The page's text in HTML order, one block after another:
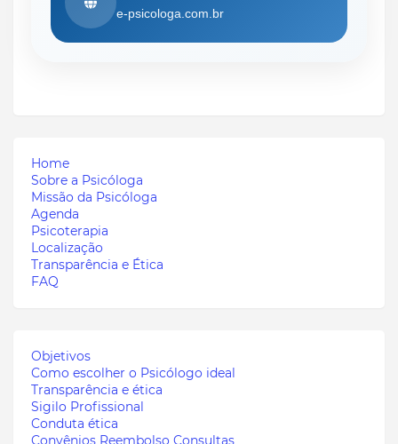
e-psicologa.com.br
Home
Sobre a Psicóloga
Missão da Psicóloga
Agenda
Psicoterapia
Localização
Transparência e Ética
FAQ
Objetivos
Como escolher o Psicólogo ideal
Transparência e ética
Sigilo Profissional
Conduta ética
Convênios Reembolso Consultas